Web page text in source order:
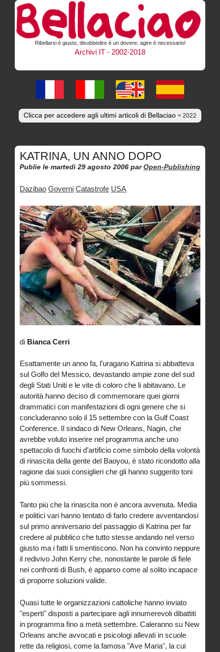
Ribellarsi è giusto, disobbedire è un dovere, agire è necessario!
Archivi IT - 2002-2018
Clicca per accedere agli ultimi articoli di Bellaciao < 2022
KATRINA, UN ANNO DOPO
Publie le martedì 29 agosto 2006 par Open-Publishing
Dazibao Governi Catastrofe USA
di Bianca Cerri
Esattamente un anno fa, l’uragano Katrina si abbatteva
sul Golfo del Messico, devastando ampie zone del sud
degli Stati Uniti e le vite di coloro che li abitavano. Le
autorità hanno deciso di commemorare quei giorni
drammatici con manifestazioni di ogni genere che si
concluderanno solo il 15 settembre con la Gulf Coast
Conference. Il sindaco di New Orleans, Nagin, che
avrebbe voluto inserire nel programma anche uno
spettacolo di fuochi d’artificio come simbolo della volontà
di rinascita della gente del Baoyou, è stato ricondotto alla
ragione dai suoi consiglieri che gli hanno suggerito toni
più sommessi.
Tanto più che la rinascita non è ancora avvenuta. Media
e politici vari hanno tentato di farlo credere avventandosi
sul primo anniversario del passaggio di Katrina per far
credere al pubblico che tutto stesse andando nel verso
giusto ma i fatti li smentiscono. Non ha convinto neppure
il redivivo John Kerry che, nonostante le parole di fiele
nei confronti di Bush, è apparso come al solito incapace
di proporre soluzioni valide.
Quasi tutte le organizzazioni cattoliche hanno inviato
"esperti" disposti a partecipare agli innumerevoli dibattiti
in programma fino a metà settembre. Caleranno su New
Orleans anche avvocati e psicologi allevati in scuole
rette da religiosi, come la famosa "Ave Maria", la cui